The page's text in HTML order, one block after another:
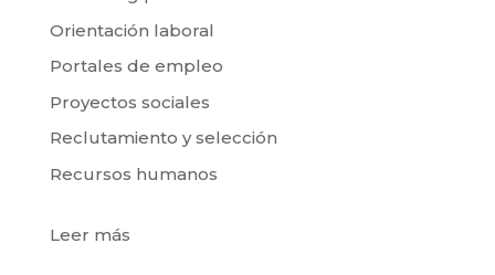
Orientación laboral
Portales de empleo
Proyectos sociales
Reclutamiento y selección
Recursos humanos
Leer más: